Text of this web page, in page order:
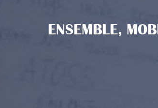
ENSEMBLE,